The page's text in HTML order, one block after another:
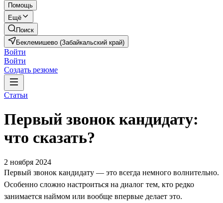
Помощь
Ещё
Поиск
Беклемишево (Забайкальский край)
Войти
Войти
Создать резюме
Статьи
Первый звонок кандидату:
что сказать?
2 ноября 2024
Первый звонок кандидату — это всегда немного волнительно.
Особенно сложно настроиться на диалог тем, кто редко
занимается наймом или вообще впервые делает это.